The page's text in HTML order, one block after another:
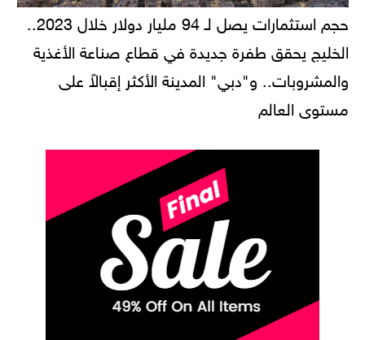
حجم استثمارات يصل لـ 94 مليار دولار خلال 2023..
الخليج يحقق طفرة جديدة في قطاع صناعة الأغذية
والمشروبات.. و"دبي" المدينة الأكثر إقبالاً على
مستوى العالم